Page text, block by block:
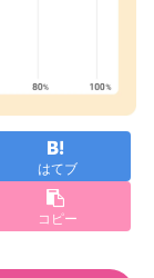
はてブ
コピー